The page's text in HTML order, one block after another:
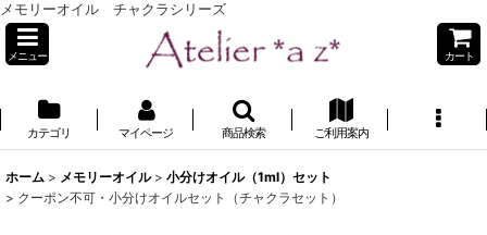
メモリーオイル チャクラシリーズ
メニュー カート
カテゴリ マイページ 商品検索 ご利用案内
ホーム > メモリーオイル > 小分けオイル（1ml）セット
> クーポン不可・小分けオイルセット（チャクラセット）